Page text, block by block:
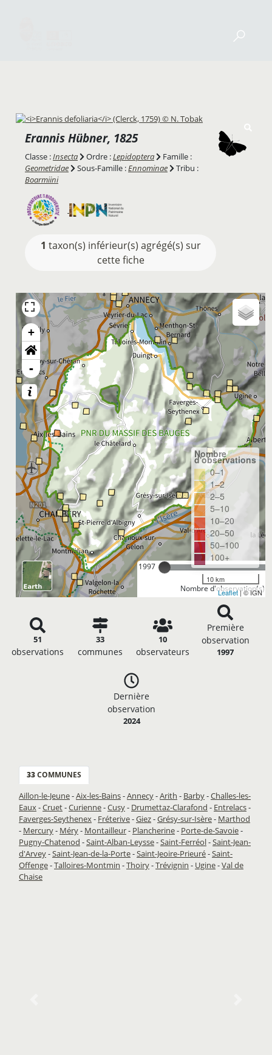
ErannisHübner, 1825
Classe :Insecta Ordre :Lepidoptera
Famille :
Geometridae
Sous-Famille :Ennominae
Tribu :
Boarmiini
1 taxon(s) inférieur(s) agrégé(s) sur
cette fiche
+
-
1997
Nombre d'observation(s):
Nombre
d'observations
0–1
1–2
2–5
5–10
10–20
20–50
50–100
100+
10 km
Leaflet| © IGN
51
observations
33
communes
10
observateurs
Première
observation
1997
Dernière
observation
2024
33COMMUNES
Aillon-le-Jeune-Aix-les-Bains-Annecy-Arith - Barby-Challes-les-
Eaux-Cruet-Curienne-Cusy- Drumettaz-Clarafond - Entrelacs-
Faverges-Seythenex- Fréterive-Giez-Grésy-sur-Isère- Marthod
- Mercury- Méry- Montailleur- Plancherine- Porte-de-Savoie-
Pugny-Chatenod -Saint-Alban-Leysse-Saint-Ferréol-Saint-Jean-
d'Arvey-Saint-Jean-de-la-Porte-Saint-Jeoire-Prieuré-Saint-
Offenge-Talloires-Montmin -Thoiry-Trévignin - Ugine-Val de
Chaise